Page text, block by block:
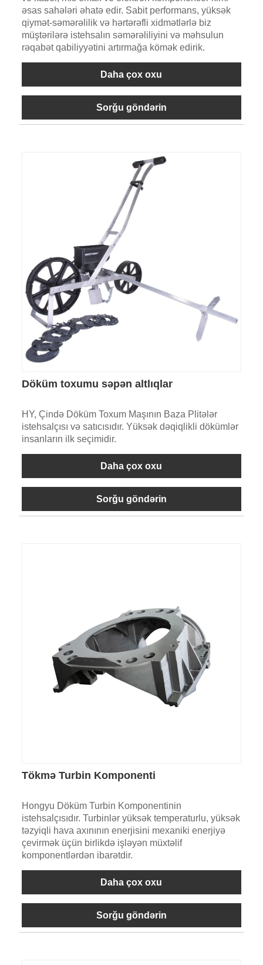
əsas sahələri əhatə edir. Sabit performans, yüksək
qiymət-səmərəlilik və hərtərəfli xidmətlərlə biz
müştərilərə istehsalın səmərəliliyini və məhsulun
rəqabət qabiliyyətini artırmağa kömək edirik.
Daha çox oxu
Sorğu göndərin
Döküm toxumu səpən altlıqlar
HY, Çində Döküm Toxum Maşının Baza Plitələr
istehsalçısı və satıcısıdır. Yüksək dəqiqlikli dökümlər
insanların ilk seçimidir.
Daha çox oxu
Sorğu göndərin
Tökmə Turbin Komponenti
Hongyu Döküm Turbin Komponentinin
istehsalçısıdır. Turbinlər yüksək temperaturlu, yüksək
təzyiqli hava axınının enerjisini mexaniki enerjiyə
çevirmək üçün birlikdə işləyən müxtəlif
komponentlərdən ibarətdir.
Daha çox oxu
Sorğu göndərin